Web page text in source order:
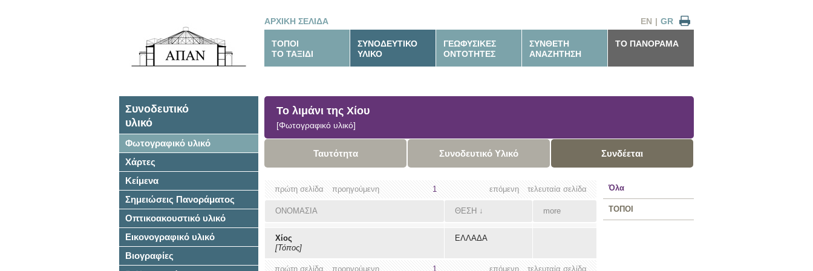
ΑΡΧΙΚΗ ΣΕΛΙΔΑ GR
|
EN
ΤΟΠΟΙ
ΤΟ ΤΑΞΙΔΙ
ΣΥΝΟΔΕΥΤΙΚΟ
ΥΛΙΚΟ
ΓΕΩΦΥΣΙΚΕΣ
ΟΝΤΟΤΗΤΕΣ
ΣΥΝΘΕΤΗ
ΑΝΑΖΗΤΗΣΗ
ΤΟ ΠΑΝΟΡΑΜΑ
Συνοδευτικό
υλικό
Φωτογραφικό υλικό
Χάρτες
Κείμενα
Σημειώσεις Πανοράματος
Οπτικοακουστικό υλικό
Εικονογραφικό υλικό
Βιογραφίες
Το λιμάνι της Χίου
[Φωτογραφικό υλικό]
Ταυτότητα Συνοδευτικό Υλικό Συνδέεται
τελευταία σελίδα
επόμενη
πρώτη σελίδα προηγούμενη 1
ΟΝΟΜΑΣΙΑ ΘΕΣΗ ↓ more
Χίος
[Τόπος]
ΕΛΛΑΔΑ
τελευταία σελίδα
επόμενη
πρώτη σελίδα προηγούμενη
1
Όλα
ΤΟΠΟΙ